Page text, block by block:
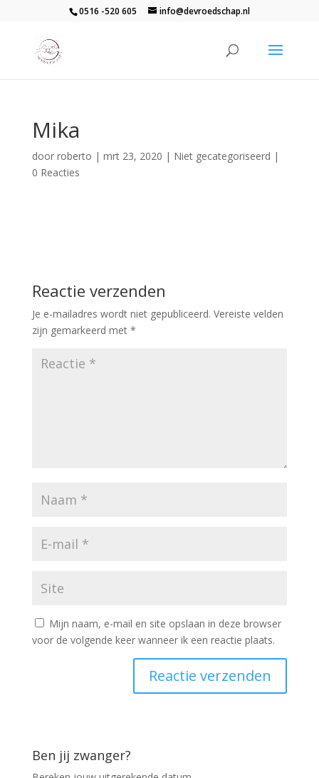
0516 -520 605 info@devroedschap.nl
Mika
door roberto | mrt 23, 2020 | Niet gecategoriseerd |
0 Reacties
Reactie verzenden
Je e-mailadres wordt niet gepubliceerd. Vereiste velden
zijn gemarkeerd met *
Mijn naam, e-mail en site opslaan in deze browser
voor de volgende keer wanneer ik een reactie plaats.
Ben jij zwanger?